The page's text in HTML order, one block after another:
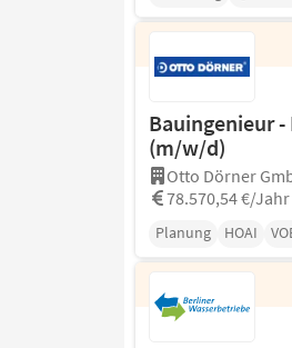
Bauingenieur
(m/w/d)
Otto Dörner
78.570,54 €/Jahr
Planung HOAI